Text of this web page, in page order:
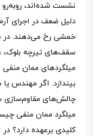
نشست شده‌اند،
دلیل ضعف در اجرای
خمشی رخ می‌دهند. در
سقف‌های تیرچه بلوک،
میلگردهای ممان منفی
بیندازد. اگر مهندس
چالش‌های مقاوم‌سازی
میلگرد ممان منفی
کلیدی برعهده دارد؟